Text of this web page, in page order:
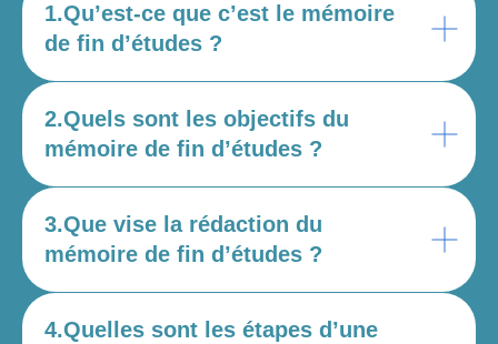
1.Qu’est-ce que c’est le mémoire
de fin d’études ?
2.Quels sont les objectifs du
mémoire de fin d’études ?
3.Que vise la rédaction du
mémoire de fin d’études ?
4.Quelles sont les étapes d’une